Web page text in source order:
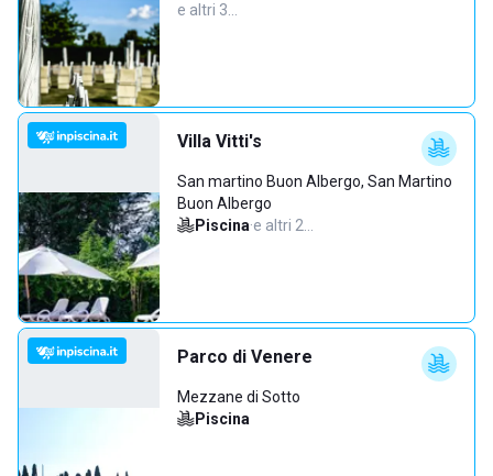
e altri 3…
Villa Vitti's
San martino Buon Albergo, San Martino
Buon Albergo
Piscina·e altri 2…
Parco di Venere
Mezzane di Sotto
Piscina